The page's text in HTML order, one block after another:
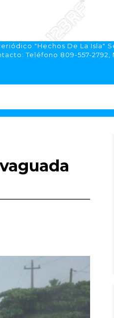
"Hechos De La Isla"
Teléfono 809-557-2792,